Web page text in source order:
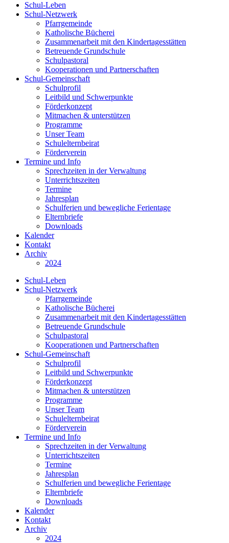
Schul-Leben
Schul-Netzwerk
Pfarrgemeinde
Katholische Bücherei
Zusammenarbeit mit den Kindertagesstätten
Betreuende Grundschule
Schulpastoral
Kooperationen und Partnerschaften
Schul-Gemeinschaft
Schulprofil
Leitbild und Schwerpunkte
Förderkonzept
Mitmachen & unterstützen
Programme
Unser Team
Schulelternbeirat
Förderverein
Termine und Info
Sprechzeiten in der Verwaltung
Unterrichtszeiten
Termine
Jahresplan
Schulferien und bewegliche Ferientage
Elternbriefe
Downloads
Kalender
Kontakt
Archiv
2024
Schul-Leben
Schul-Netzwerk
Pfarrgemeinde
Katholische Bücherei
Zusammenarbeit mit den Kindertagesstätten
Betreuende Grundschule
Schulpastoral
Kooperationen und Partnerschaften
Schul-Gemeinschaft
Schulprofil
Leitbild und Schwerpunkte
Förderkonzept
Mitmachen & unterstützen
Programme
Unser Team
Schulelternbeirat
Förderverein
Termine und Info
Sprechzeiten in der Verwaltung
Unterrichtszeiten
Termine
Jahresplan
Schulferien und bewegliche Ferientage
Elternbriefe
Downloads
Kalender
Kontakt
Archiv
2024